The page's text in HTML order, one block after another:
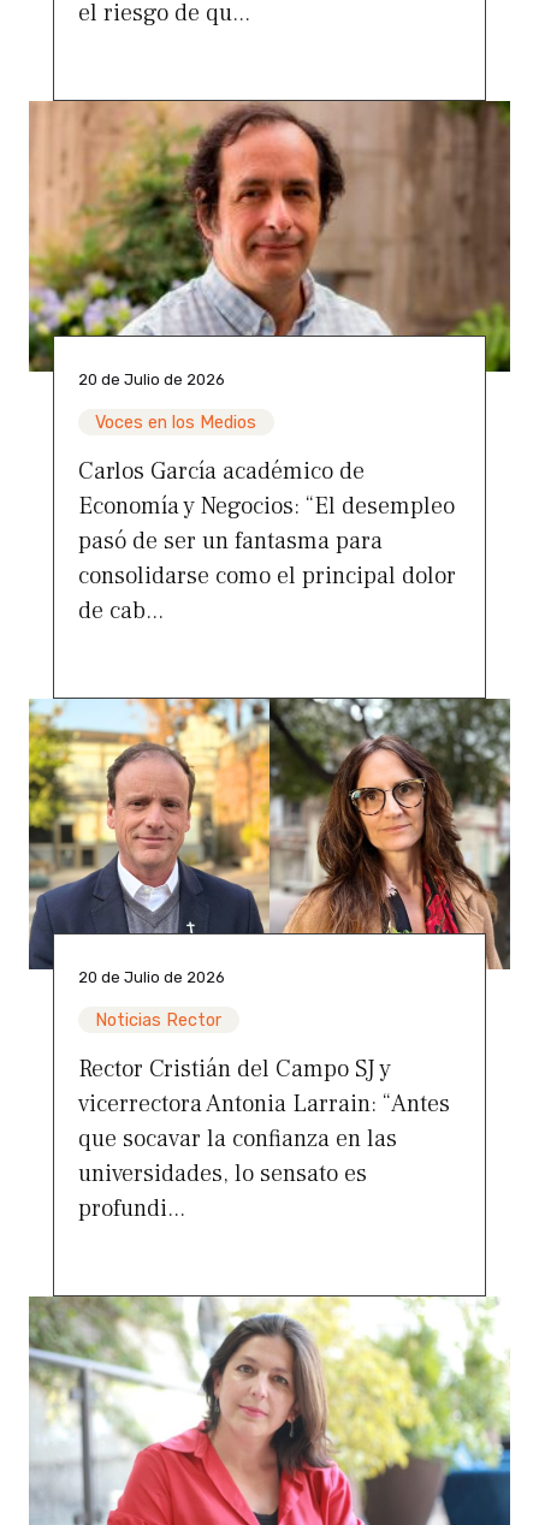
el riesgo de qu...
20 de Julio de 2026
Voces en los Medios
Carlos García académico de
Economía y Negocios: “El desempleo
pasó de ser un fantasma para
consolidarse como el principal dolor
de cab...
20 de Julio de 2026
Noticias Rector
Rector Cristián del Campo SJ y
vicerrectora Antonia Larrain: “Antes
que socavar la confianza en las
universidades, lo sensato es
profundi...